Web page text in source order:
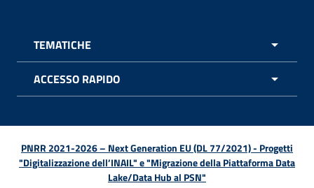
TEMATICHE
ACCESSO RAPIDO
PNRR 2021-2026 – Next Generation EU (DL 77/2021) - Progetti
"Digitalizzazione dell’INAIL" e "Migrazione della Piattaforma Data
Lake/Data Hub al PSN"